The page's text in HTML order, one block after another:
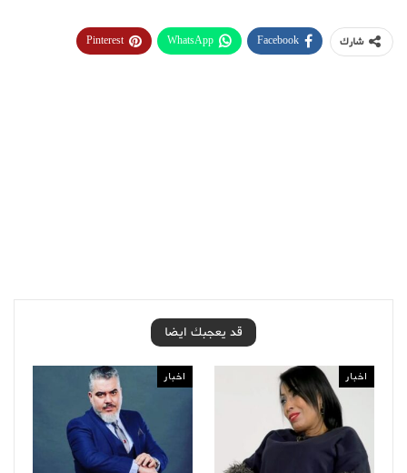
شارك Facebook
WhatsApp
Pinterest
قد يعجبك ايضا
اخبار اخبار